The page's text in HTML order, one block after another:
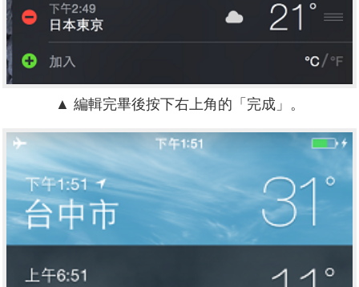
▲ 編輯完畢後按下右上角的「完成」。